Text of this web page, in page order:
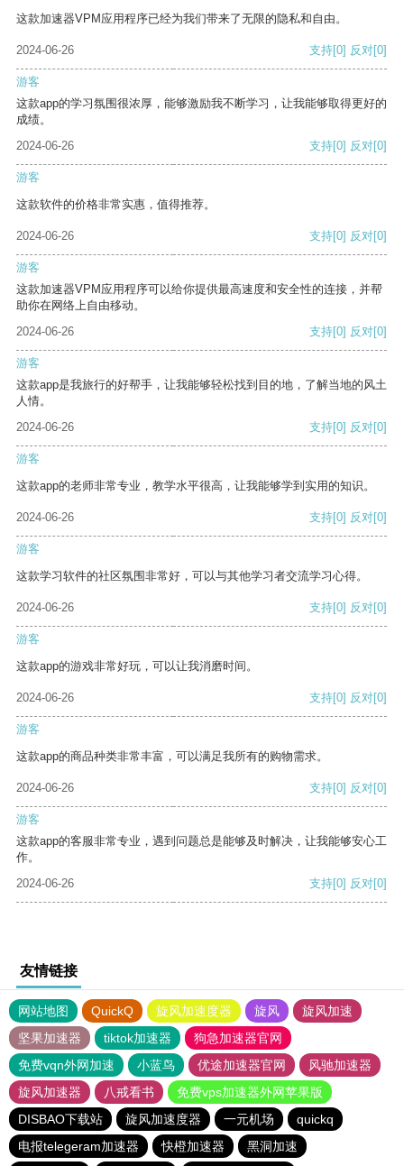
这款加速器VPM应用程序已经为我们带来了无限的隐私和自由。
2024-06-26 支持[0] 反对[0]
游客
这款app的学习氛围很浓厚，能够激励我不断学习，让我能够取得更好的
成绩。
2024-06-26
支持[0] 反对[0]
游客
这款软件的价格非常实惠，值得推荐。
2024-06-26 支持[0] 反对[0]
游客
这款加速器VPM应用程序可以给你提供最高速度和安全性的连接，并帮
助你在网络上自由移动。
2024-06-26
支持[0] 反对[0]
游客
这款app是我旅行的好帮手，让我能够轻松找到目的地，了解当地的风土
人情。
2024-06-26
支持[0] 反对[0]
游客
这款app的老师非常专业，教学水平很高，让我能够学到实用的知识。
2024-06-26 支持[0] 反对[0]
游客
这款学习软件的社区氛围非常好，可以与其他学习者交流学习心得。
2024-06-26 支持[0] 反对[0]
游客
这款app的游戏非常好玩，可以让我消磨时间。
2024-06-26 支持[0] 反对[0]
游客
这款app的商品种类非常丰富，可以满足我所有的购物需求。
2024-06-26 支持[0] 反对[0]
游客
这款app的客服非常专业，遇到问题总是能够及时解决，让我能够安心工
作。
2024-06-26
支持[0] 反对[0]
友情链接
网站地图 QuickQ 旋风加速度器 旋风
旋风加速
坚果加速器
tiktok加速器
狗急加速器官网
免费vqn外网加速
小蓝鸟 优途加速器官网
风驰加速器
旋风加速器
八戒看书
免费vps加速器外网苹果版
DISBAO下载站
旋风加速度器 一元机场
quickq
电报telegeram加速器
快橙加速器 黑洞加速